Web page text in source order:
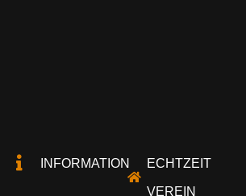
INFORMATION ECHTZEIT
VEREIN